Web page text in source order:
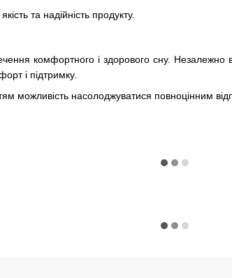
та надійність продукту.
комфортного і здорового сну.
і підтримку.
можливість насолоджуватися повноцінним